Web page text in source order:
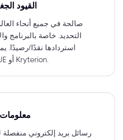
القيود
صالحة في جميع أنحاء
التحديد. خاصة بالبرنامج
استردادها نقدًا/
الاختبارات مثل PearsonVUE أو Kryterion.
رسائل بريد إلكتروني